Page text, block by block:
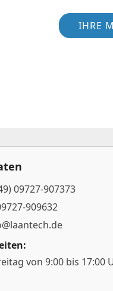
IHRE
09727-907373
909632
von 9:00 bis 17:00